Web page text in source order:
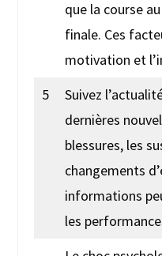
que la course
finale. Ces
motivation et
5
Suivez
dernières
blessures, les
changements
informations
les